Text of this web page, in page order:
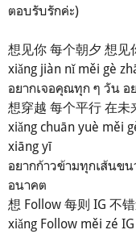
ตอบรับรักค่ะ)
想见你 每个朝夕 想见
xiǎng jiàn nǐ měi gè
อยากเจอคุณทุก ๆ วัน
想穿越 每个平行 在未
xiǎng chuān yuè měi
xiāng yī
อยากก้าวข้ามทุกเส้นข
อนาคต
想 Follow 每则 IG 不
xiǎng Follow měi zé